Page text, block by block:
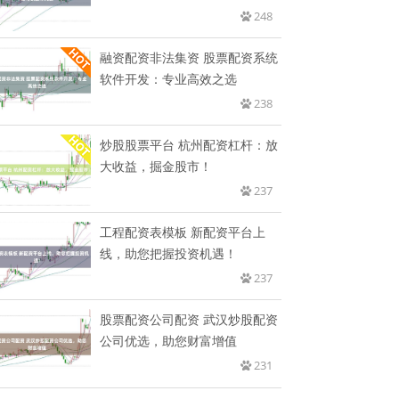
248
融资配资非法集资 股票配资系统
软件开发：专业高效之选
238
炒股股票平台 杭州配资杠杆：放
大收益，掘金股市！
237
工程配资表模板 新配资平台上
线，助您把握投资机遇！
237
股票配资公司配资 武汉炒股配资
公司优选，助您财富增值
231